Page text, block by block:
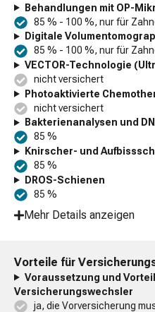
Behandlungen mit OP-
85 % - 100 %, nur für
Digitale
85 % - 100 %, nur für
VECTOR-Technologie
nicht versichert
Photoaktivierte
nicht versichert
Bakterienanalysen und
85 %
Knirscher- und
85 %
DROS-Schienen
85 %
Mehr Details anzeigen
Vorteile für
Voraussetzung und
Versicherungswechsler
ja, die Vorversicherung